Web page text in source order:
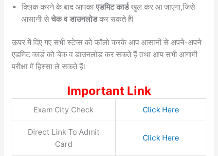
क्लिक करने के बाद आपका एडमिट कार्डखुल कर आ जाएगा,जिसे
आसानी सेचेक व डाउनलोडकर सकते हैंl
ऊपर में दिए गए सभी स्टेप्स को फॉलो करके आप आसानी से अपने-अपने
एडमिट कार्ड को चेक व डाउनलोड कर सकते हैं तथा आप सभी आगामी
परीक्षा में हिस्सा ले सकते हैंl
Important Link
Exam City Check Click Here
Direct Link To Admit
Card
Click Here